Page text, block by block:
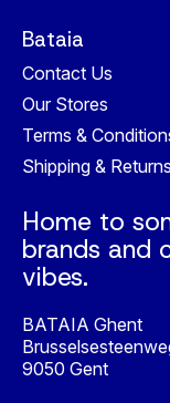
Bataia
Contact Us
Our Stores
Terms &
Shipping & Returns
Home to
brands and
vibes.
BATAIA Ghent
9050 Gent